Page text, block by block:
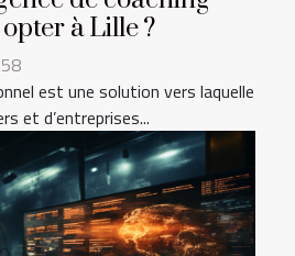
à Lille ?
est une solution vers laquelle
et d’entreprises...